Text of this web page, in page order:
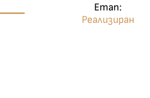
Етап:
Реализиран